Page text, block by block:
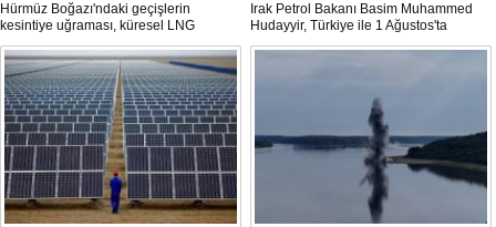
Hürmüz Boğazı'ndaki geçişlerin
kesintiye uğraması, küresel LNG
arzında aksamalara yol açarken sefer
sürelerini uzattı ve gemi kiralama ile
deniz yakıtı maliyetlerini 2022 enerji
krizinden bu yana en yüksek seviyelere
çıkardı.
Irak Petrol Bakanı Basim Muhammed
Hudayyir, Türkiye ile 1 Ağustos'ta
imzalanan anlaşma kapsamında günlük
uzatıldığını belirten Hudayyir, bu süreçte
uzun vadeli bir çerçeve anlaşmanın
hazırlanacağını bildirdi.